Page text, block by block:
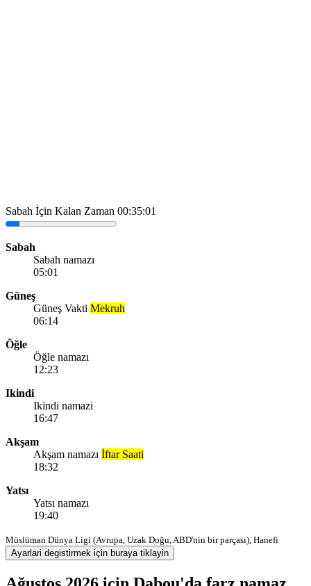
Sabah İçin Kalan Zaman 00:35:01
Sabah
Sabah namazı
05:01
Güneş
Güneş Vakti Mekruh
06:14
Öğle
Öğle namazı
12:23
Ikindi
Ikindi namazi
16:47
Akşam
Akşam namazı İftar Saati
18:32
Yatsı
Yatsı namazı
19:40
Müslüman Dünya Ligi (Avrupa, Uzak Doğu, ABD'nin bir parçası), Hanefi
Ayarlari degistirmek için buraya tiklayin